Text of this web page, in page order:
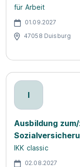
für Arbeit
01.09.2027
47058 Duisburg
I
Ausbildung
IKK classic
02.08.2027